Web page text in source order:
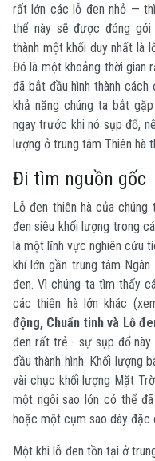
rất lớn các lỗ đen nhỏ —
thể này sẽ được đóng
thành một khối duy nhất là
Đó là một khoảng thời gian
đã bắt đầu hình thành
khả năng chúng ta bắt
ngay trước khi nó sụp đổ,
lượng ở trung tâm Thiên hà
Đi tìm nguồn gốc
Lỗ đen thiên hà của
đen siêu khối lượng trong
là một lĩnh vực nghiên cứu
khí lớn gần trung tâm
đen. Vì chúng ta tìm thấy
các thiên hà lớn khác
động, Chuẩn tinh và Lỗ
đen rất trẻ - sự sụp đổ
đầu thành hình. Khối lượng
vài chục khối lượng Mặt
một ngôi sao lớn có thể
hoặc một cụm sao dày đặc
Một khi lỗ đen tồn tại ở